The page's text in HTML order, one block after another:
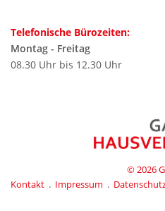
Telefonische Bürozeiten:
Montag - Freitag
08.30 Uhr bis 12.30 Uhr
© 2026
Kontakt . Impressum .